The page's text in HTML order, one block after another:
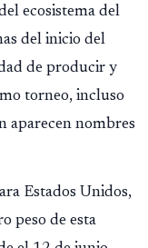
ecosistema del
del inicio del
de producir y
torneo, incluso
aparecen nombres
Estados Unidos,
peso de esta